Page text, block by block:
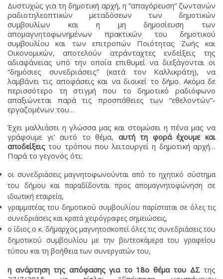
Δυστυχώς για τη δημοτική αρχή, η “απαγόρευση” ζωντανών
ραδιοτηλεοπτικών μεταδόσεων των δημοτικών
συμβουλίων και η μη δημοσίευση των
απομαγνητοφωνημένων πρακτικών του δημοτικού
συμβουλίου και των επιτροπών Ποιότητας Ζωής και
Οικονομικών, αποτελούν ατράνταχτες ενδείξεις της
αδιαφάνειας υπό την οποία επιθυμεί να διεξάγονται οι
“δημόσιες συνεδριάσεις” (κατά τον Καλλικράτη), να
λαμβάνει τις αποφάσεις και να διοικεί το δήμο. Ακόμα δε
περισσότερο τη στιγμή που το δημοτικό ραδιόφωνο
απαξιώνεται παρά τις προσπάθειες των “εθελοντών”-
εργαζομένων του…
Έχει μαλλιάσει η γλώσσα μας και στομώσει η πένα μας να
γράφουμε γι’ αυτό το θέμα, αυτή τη φορά έχουμε και
αποδείξεις του τρόπου που λειτουργεί η δημοτική αρχή…
Παρά το γεγονός ότι:
οι συνεδριάσεις μαγνητοφωνούνται από το ηχητικό σύστημα
του δήμου και παραδίδονται προς απομαγνητοφώνηση σε
ιδιωτική εταιρεία,
γραμματέας του δημοτικού συμβουλίου παρίσταται σε όλες τις
συνεδριάσεις και κρατά χειρόγραφες σημειώσεις,
ο ίδιος ο κ. δήμαρχος μαγνητοσκοπεί όλες τις συνεδριάσεις του
δημοτικού συμβουλίου με την βιντεοκάμερα του γραφείου
τύπου και τη βοήθεια των συνεργατών του,
η ανάρτηση της απόφασης για το 18ο θέμα του ΔΣτης